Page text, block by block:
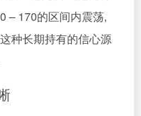
– 170的区间内震荡,
种长期持有的信心源